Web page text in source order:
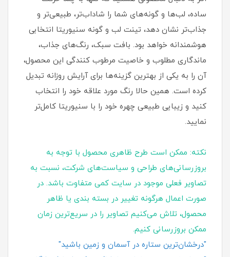
ساده، لب‌ها و گونه‌های شما را شاداب‌تر، طبیعی‌تر و
جذاب‌تر نشان دهد، تینت لب و گونه سنیوریتا انتخابی
هوشمندانه خواهد بود. بافت سبک، رنگ‌های جذاب،
ماندگاری مطلوب و خاصیت مرطوب‌ کنندگی این محصول،
آن را به یکی از بهترین گزینه‌ها برای آرایش روزانه تبدیل
کرده است. همین حالا رنگ مورد علاقه خود را انتخاب
کنید و زیبایی طبیعی چهره خود را با سنیوریتا کامل‌تر
نمایید.
نکته: ممکن است طرح ظاهری محصول با توجه به
بروزرسانی‌های طراحی و سیاست‌های شرکت، نسبت به
تصاویر فعلی موجود در سایت کمی متفاوت باشد. در
صورت اعمال هرگونه تغییر در بسته‌ بندی یا ظاهر
محصول، تلاش می‌کنیم تصاویر را در سریع‌ترین زمان
ممکن بروزرسانی کنیم.
"درخشان‌ترین ستاره در آسمان و زمین باشید"